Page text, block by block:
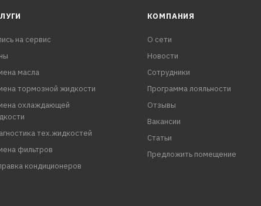
на сервис
масла
тормозной жидкости
охлаждающей
тех.жидкостей
фильтров
кондиционеров
КОМПАНИЯ
О сети
Новости
Сотрудники
Программа лояльности
Отзывы
Вакансии
Статьи
Предложить помещение